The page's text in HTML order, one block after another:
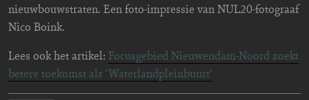
nieuwbouwstraten. Een foto-impressie van NUL20-fotograaf
Nico Boink.
Lees ook het artikel: Focusgebied Nieuwendam-Noord zoekt
betere toekomst als ‘Waterlandpleinbuurt’